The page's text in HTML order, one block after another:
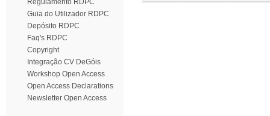
Regulamento RDPC
Guia do Utilizador RDPC
Depósito RDPC
Faq's RDPC
Copyright
Integração CV DeGóis
Workshop Open Access
Open Access Declarations
Newsletter Open Access